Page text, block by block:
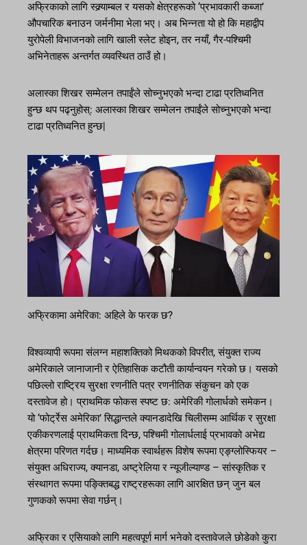
अफ्रिकाको लागि स्क्र्याम्बल र यसको क्षेत्रहरूको ‘प्रभावकारी कब्जा’
औपचारिक बनाउन जर्मनीमा भेला भए। अब भिन्नता यो हो कि महाद्वीप
युरोपेली विभाजनको लागि खाली स्लेट होइन, तर नयाँ, गैर-पश्चिमी
अभिनेताहरू अन्तर्गत व्यवस्थित ठाउँ हो।
अलास्का शिखर सम्मेलन तपाईंले सोच्नुभएको भन्दा टाढा प्रतिध्वनित
हुन्छ थप पढ्नुहोस्: अलास्का शिखर सम्मेलन तपाईंले सोच्नुभएको भन्दा
टाढा प्रतिध्वनित हुन्छ|
अफ्रिकामा अमेरिका: अहिले के फरक छ?
विश्वव्यापी रूपमा संलग्न महाशक्तिको मिथकको विपरीत, संयुक्त राज्य
अमेरिकाले जानाजानी र ऐतिहासिक कटौती कार्यान्वयन गरेको छ। यसको
पछिल्लो राष्ट्रिय सुरक्षा रणनीति पत्र रणनीतिक संकुचन को एक
दस्तावेज हो। प्राथमिक फोकस स्पष्ट छ: अमेरिकी गोलार्धको समेकन।
यो ‘फोर्ट्रेस अमेरिका’ सिद्धान्तले क्यानडादेखि चिलीसम्म आर्थिक र सुरक्षा
एकीकरणलाई प्राथमिकता दिन्छ, पश्चिमी गोलार्धलाई प्रभावको अभेद्य
क्षेत्रमा परिणत गर्दछ। माध्यमिक स्वार्थहरू विशेष रूपमा एङ्ग्लोस्फियर –
संयुक्त अधिराज्य, क्यानडा, अष्ट्रेलिया र न्यूजील्याण्ड – सांस्कृतिक र
संस्थागत रूपमा पङ्क्तिबद्ध राष्ट्रहरूका लागि आरक्षित छन् जुन बल
गुणकको रूपमा सेवा गर्छन्।
अफ्रिका र एसियाको लागि महत्वपूर्ण मार्ग भनेको दस्तावेजले छोडेको कुरा